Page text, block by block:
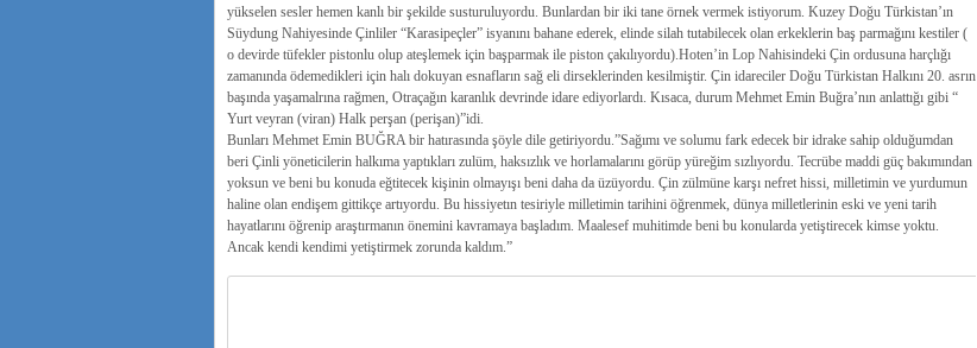
yükselen sesler hemen kanlı bir şekilde susturuluyordu. Bunlardan bir iki tane örnek vermek istiyorum. Kuzey Doğu Türkistan’ın
Süydung Nahiyesinde Çinliler “Karasipeçler” isyanını bahane ederek, elinde silah tutabilecek olan erkeklerin baş parmağını kestiler (
o devirde tüfekler pistonlu olup ateşlemek için başparmak ile piston çakılıyordu).Hoten’in Lop Nahisindeki Çin ordusuna harçlığı
zamanında ödemedikleri için halı dokuyan esnafların sağ eli dirseklerinden kesilmiştir. Çin idareciler Doğu Türkistan Halkını 20. asrın
başında yaşamalrına rağmen, Otraçağın karanlık devrinde idare ediyorlardı. Kısaca, durum Mehmet Emin Buğra’nın anlattığı gibi “
Yurt veyran (viran) Halk perşan (perişan)”idi.
Bunları Mehmet Emin BUĞRA bir hatırasında şöyle dile getiriyordu.”Sağımı ve solumu fark edecek bir idrake sahip olduğumdan
beri Çinli yöneticilerin halkıma yaptıkları zulüm, haksızlık ve horlamalarını görüp yüreğim sızlıyordu. Tecrübe maddi güç bakımından
yoksun ve beni bu konuda eğtitecek kişinin olmayışı beni daha da üzüyordu. Çin zülmüne karşı nefret hissi, milletimin ve yurdumun
haline olan endişem gittikçe artıyordu. Bu hissiyetın tesiriyle milletimin tarihini öğrenmek, dünya milletlerinin eski ve yeni tarih
hayatlarını öğrenip araştırmanın önemini kavramaya başladım. Maalesef muhitimde beni bu konularda yetiştirecek kimse yoktu.
Ancak kendi kendimi yetiştirmek zorunda kaldım.”